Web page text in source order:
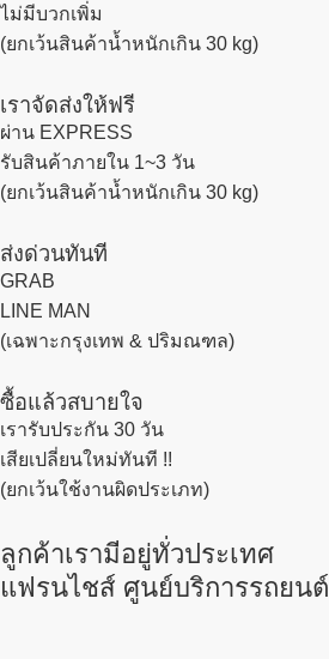
ไม่มีบวกเพิ่ม
(ยกเว้นสินค้าน้ำหนักเกิน 30 kg)
เราจัดส่งให้ฟรี
ผ่าน EXPRESS
รับสินค้าภายใน 1~3 วัน
(ยกเว้นสินค้าน้ำหนักเกิน 30 kg)
ส่งด่วนทันที
GRAB
LINE MAN
(เฉพาะกรุงเทพ & ปริมณฑล)
ซื้อแล้วสบายใจ
เรารับประกัน 30 วัน
เสียเปลี่ยนใหม่ทันที !!
(ยกเว้นใช้งานผิดประเภท)
ลูกค้าเรามีอยู่ทั่วประเทศ
แฟรนไชส์ ศูนย์บริการรถยนต์